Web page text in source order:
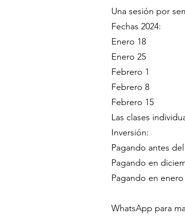
Una sesión por
Fechas 2024:
Enero 18
Enero 25
Febrero 1
Febrero 8
Febrero 15
Las clases
Inversión:
Pagando antes
Pagando en
Pagando en enero
WhatsApp para